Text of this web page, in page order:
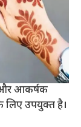
और आकर्षक
लिए उपयुक्त है।